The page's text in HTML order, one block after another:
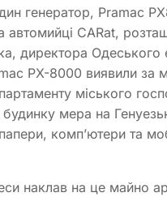
генератор, Pramac
CARat,
Одеського
PX-8000 виявили за
міського
мера на
компʼютери та
наклав на це майно